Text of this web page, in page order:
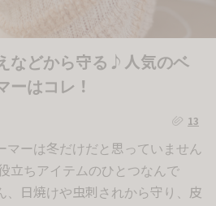
などから守る♪人気のベ
ーはコレ！
13
マーは冬だけだと思っていません
立ちアイテムのひとつなんで
、日焼けや虫刺されから守り、皮